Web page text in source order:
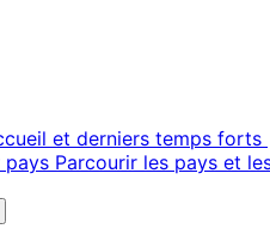
et derniers temps forts
pays Parcourir les pays et